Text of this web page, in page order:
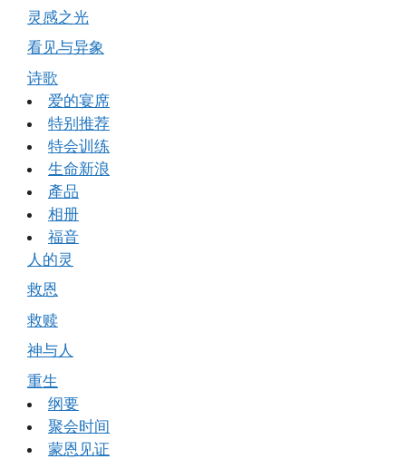
灵感之光
看见与异象
诗歌
爱的宴席
特别推荐
特会训练
生命新浪
產品
相册
福音
人的灵
救恩
救赎
神与人
重生
纲要
聚会时间
蒙恩见证